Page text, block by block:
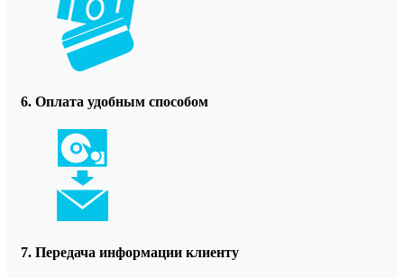
6. Оплата удобным способом
7. Передача информации клиенту